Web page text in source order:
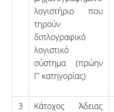
λογιστήριο που
τηρούν
διπλογραφικό
λογιστικό
σύστημα (πρώην
Γ’ κατηγορίας)
3
Κάτοχος Άδειας